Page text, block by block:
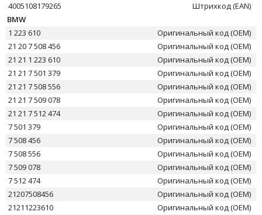
4005108179265
Штрихкод (EAN)
BMW
1 223 610
Оригинальный код (OEM)
21 20 7 508 456
Оригинальный код (OEM)
21 21 1 223 610
Оригинальный код (OEM)
21 21 7 501 379
Оригинальный код (OEM)
21 21 7 508 556
Оригинальный код (OEM)
21 21 7 509 078
Оригинальный код (OEM)
21 21 7 512 474
Оригинальный код (OEM)
7 501 379
Оригинальный код (OEM)
7 508 456
Оригинальный код (OEM)
7 508 556
Оригинальный код (OEM)
7 509 078
Оригинальный код (OEM)
7 512 474
Оригинальный код (OEM)
21207508456
Оригинальный код (OEM)
21211223610
Оригинальный код (OEM)